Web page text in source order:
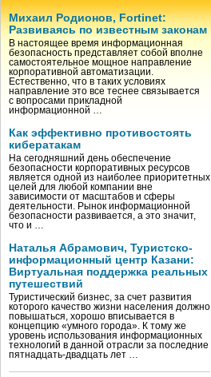
Михаил Родионов, Fortinet:
Развиваясь по известным законам
В настоящее время информационная
безопасность представляет собой вполне
самостоятельное мощное направление
корпоративной автоматизации.
Естественно, что в таких условиях
направление это все теснее связывается
с вопросами прикладной
информационной …
Как эффективно противостоять
кибератакам
На сегодняшний день обеспечение
безопасности корпоративных ресурсов
является одной из наиболее приоритетных
целей для любой компании вне
зависимости от масштабов и сферы
деятельности. Рынок информационной
безопасности развивается, а это значит,
что и …
Наталья Абрамович, Туристско-
информационный центр Казани:
Виртуальная поддержка реальных
путешествий
Туристический бизнес, за счет развития
которого качество жизни населения должно
повышаться, хорошо вписывается в
концепцию «умного города». К тому же
уровень использования информационных
технологий в данной отрасли за последние
пятнадцать-двадцать лет …